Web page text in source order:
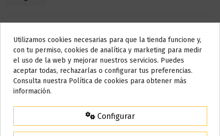
Detalles del producto
Bote 10 ml
Do not show again.
AVISO IMPORTANTE
Nos tomamos unos días
15% de descuento
Utilizamos cookies necesarias para que la tienda funcione y,
con tu permiso, cookies de analítica y marketing para medir
el uso de la web y mejorar nuestros servicios. Puedes
aceptar todas, rechazarlas o configurar tus preferencias.
Consulta nuestra Política de cookies para obtener más
información.
Configurar